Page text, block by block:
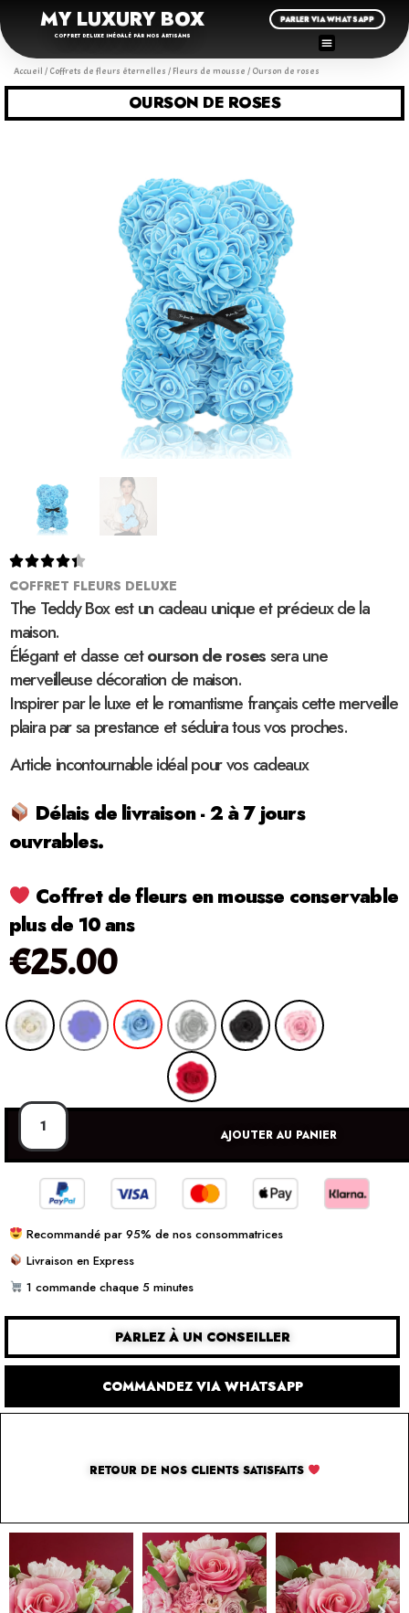
MY LUXURY BOX
COFFRET DELUXE INÉGALÉ PAR NOS ARTISANS
PARLER VIA WHATSAPP
Accueil / Coffrets de fleurs éternelles / Fleurs de mousse / Ourson de roses
OURSON DE ROSES

COFFRET FLEURS DELUXE
The Teddy Box est un cadeau unique et précieux de la
maison.
Élégant et classe cetourson de rosessera une
merveilleuse décoration de maison.
Inspirer par le luxe et le romantisme français cette merveille
plaira par sa prestance et séduira tous vos proches.
Article incontournable idéal pour vos cadeaux
Délais de livraison - 2 à 7 jours
ouvrables.
Coffret de fleurs en mousse conservable
plus de 10 ans
€25.00
AJOUTER AU PANIER
Recommandé par 95% de nos consommatrices
Livraison en Express
1 commande chaque 5 minutes
PARLEZ À UN CONSEILLER
COMMANDEZ VIA WHATSAPP
RETOUR DE NOS CLIENTS SATISFAITS